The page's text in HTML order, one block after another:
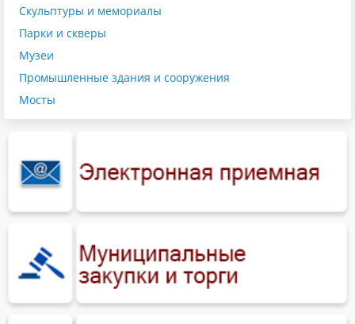
Скульптуры и мемориалы
Парки и скверы
Музеи
Промышленные здания и сооружения
Мосты